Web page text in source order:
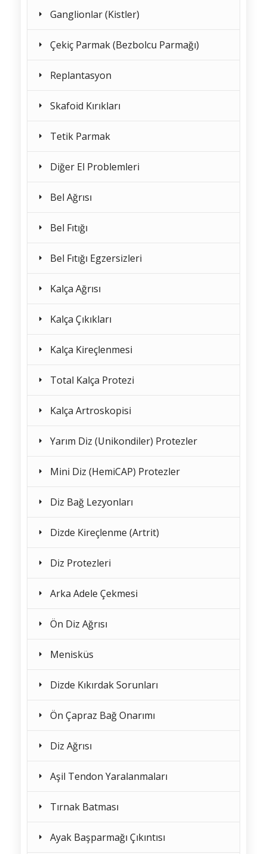
Ganglionlar (Kistler)
Çekiç Parmak (Bezbolcu Parmağı)
Replantasyon
Skafoid Kırıkları
Tetik Parmak
Diğer El Problemleri
Bel Ağrısı
Bel Fıtığı
Bel Fıtığı Egzersizleri
Kalça Ağrısı
Kalça Çıkıkları
Kalça Kireçlenmesi
Total Kalça Protezi
Kalça Artroskopisi
Yarım Diz (Unikondiler) Protezler
Mini Diz (HemiCAP) Protezler
Diz Bağ Lezyonları
Dizde Kireçlenme (Artrit)
Diz Protezleri
Arka Adele Çekmesi
Ön Diz Ağrısı
Menisküs
Dizde Kıkırdak Sorunları
Ön Çapraz Bağ Onarımı
Diz Ağrısı
Aşil Tendon Yaralanmaları
Tırnak Batması
Ayak Başparmağı Çıkıntısı